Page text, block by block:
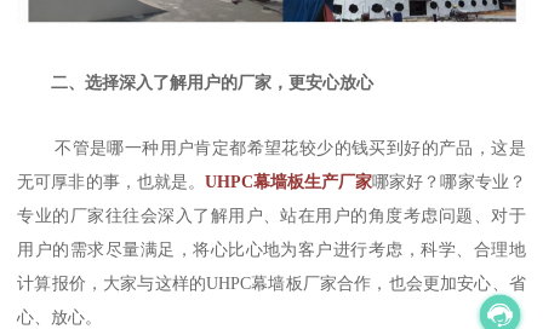
二、选择深入了解用户的厂家，更安心放心
不管是哪一种用户肯定都希望花较少的钱买到好的产品，这是
无可厚非的事，也就是。 UHPC幕墙板生产厂家哪家好？哪家专业？
专业的厂家往往会深入了解用户、站在用户的角度考虑问题、对于
用户的需求尽量满足，将心比心地为客户进行考虑，科学、合理地
计算报价，大家与这样的UHPC幕墙板厂家合作，也会更加安心、省
心、放心。